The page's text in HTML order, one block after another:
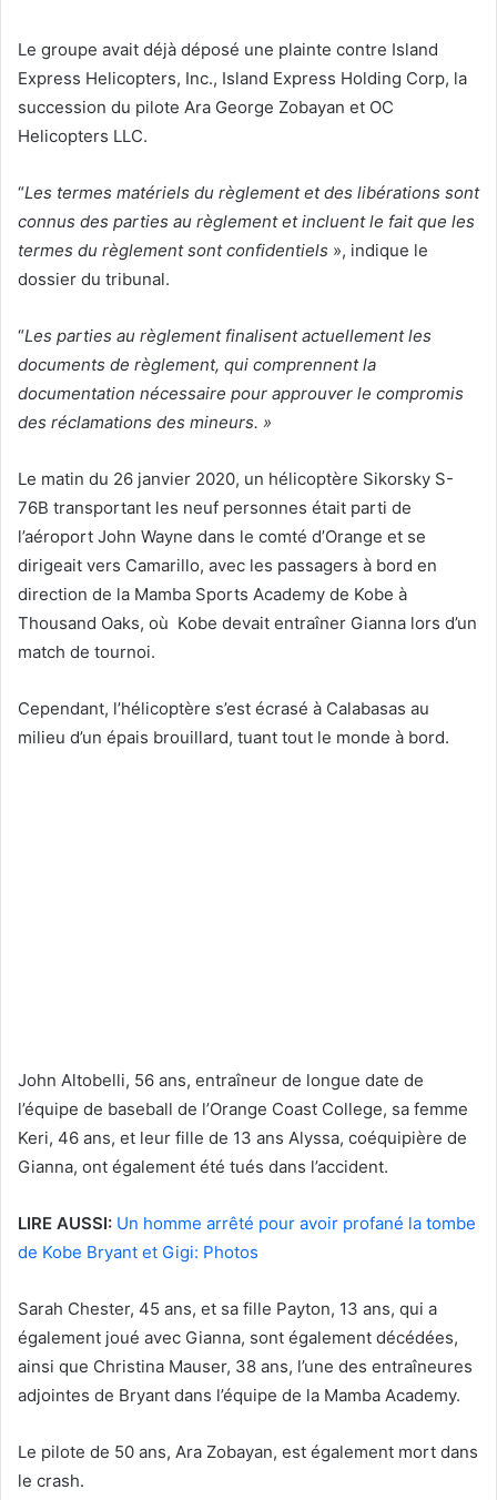
Le groupe avait déjà déposé une plainte contre Island
Express Helicopters, Inc., Island Express Holding Corp, la
succession du pilote Ara George Zobayan et OC
Helicopters LLC.
“Les termes matériels du règlement et des libérations sont
connus des parties au règlement et incluent le fait que les
termes du règlement sont confidentiels », indique le
dossier du tribunal.
“Les parties au règlement finalisent actuellement les
documents de règlement, qui comprennent la
documentation nécessaire pour approuver le compromis
des réclamations des mineurs. »
Le matin du 26 janvier 2020, un hélicoptère Sikorsky S-
76B transportant les neuf personnes était parti de
l’aéroport John Wayne dans le comté d’Orange et se
dirigeait vers Camarillo, avec les passagers à bord en
direction de la Mamba Sports Academy de Kobe à
Thousand Oaks, où Kobe devait entraîner Gianna lors d’un
match de tournoi.
Cependant, l’hélicoptère s’est écrasé à Calabasas au
milieu d’un épais brouillard, tuant tout le monde à bord.
John Altobelli, 56 ans, entraîneur de longue date de
l’équipe de baseball de l’Orange Coast College, sa femme
Keri, 46 ans, et leur fille de 13 ans Alyssa, coéquipière de
Gianna, ont également été tués dans l’accident.
LIRE AUSSI: Un homme arrêté pour avoir profané la tombe
de Kobe Bryant et Gigi: Photos
Sarah Chester, 45 ans, et sa fille Payton, 13 ans, qui a
également joué avec Gianna, sont également décédées,
ainsi que Christina Mauser, 38 ans, l’une des entraîneures
adjointes de Bryant dans l’équipe de la Mamba Academy.
Le pilote de 50 ans, Ara Zobayan, est également mort dans
le crash.